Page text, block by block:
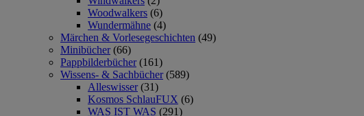
Woodwalkers (6)
Wundermähne (4)
Märchen & Vorlesegeschichten (49)
Minibücher (66)
Pappbilderbücher (161)
Wissens- & Sachbücher (589)
Alleswisser (31)
Kosmos SchlauFUX (6)
WAS IST WAS (291)